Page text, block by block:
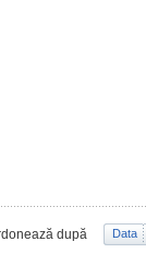
după Data